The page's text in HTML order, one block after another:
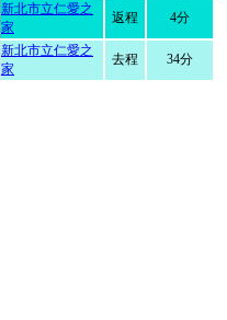
新北市立仁愛之
家
返程 4分
新北市立仁愛之
家
去程 34分